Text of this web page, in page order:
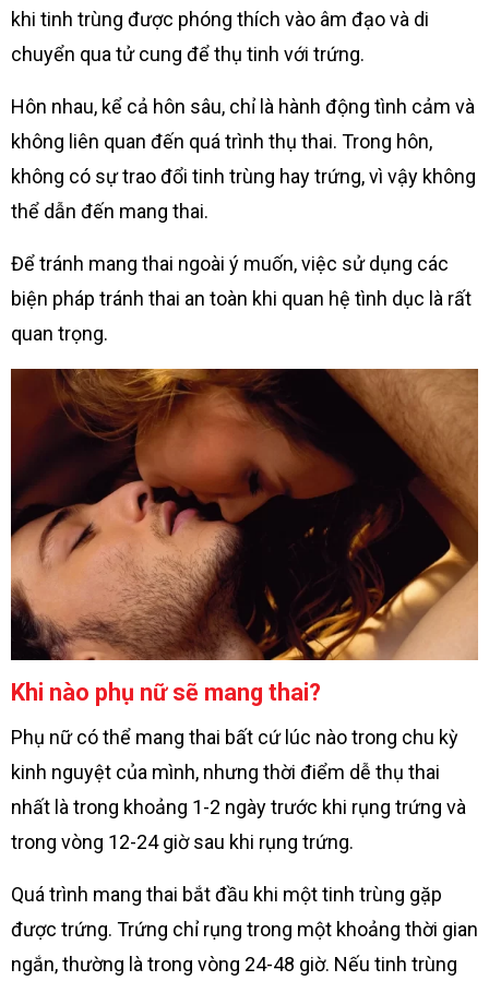
khi tinh trùng được phóng thích vào âm đạo và di
chuyển qua tử cung để thụ tinh với trứng.
Hôn nhau, kể cả hôn sâu, chỉ là hành động tình cảm và
không liên quan đến quá trình thụ thai. Trong hôn,
không có sự trao đổi tinh trùng hay trứng, vì vậy không
thể dẫn đến mang thai.
Để tránh mang thai ngoài ý muốn, việc sử dụng các
biện pháp tránh thai an toàn khi quan hệ tình dục là rất
quan trọng.
Khi nào phụ nữ sẽ mang thai?
Phụ nữ có thể mang thai bất cứ lúc nào trong chu kỳ
kinh nguyệt của mình, nhưng thời điểm dễ thụ thai
nhất là trong khoảng 1-2 ngày trước khi rụng trứng và
trong vòng 12-24 giờ sau khi rụng trứng.
Quá trình mang thai bắt đầu khi một tinh trùng gặp
được trứng. Trứng chỉ rụng trong một khoảng thời gian
ngắn, thường là trong vòng 24-48 giờ. Nếu tinh trùng